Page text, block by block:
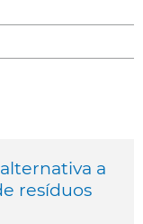
a
resíduos